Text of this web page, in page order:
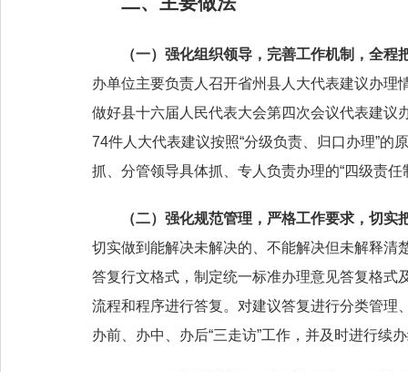
（一） 强化组织领导 ，完善工作机制 ，全程
办单位主要负责人召开省州县人大代表建议办
做好县十六届人民代表大会第四次会议代表建议
74件人大代表建议按照“分级负责、归口办理”
抓、分管领导具体抓、专人负责办理的“四级责
（二） 强化规范管理，严格工作要求，切实
切实做到能解决未解决的、不能解决但未解释清
答复行文格式，制定统一标准办理意见答复格式
流程和程序进行答复。对建议答复进行分类管理
办前、办中、办后“三走访”工作，并及时进行续